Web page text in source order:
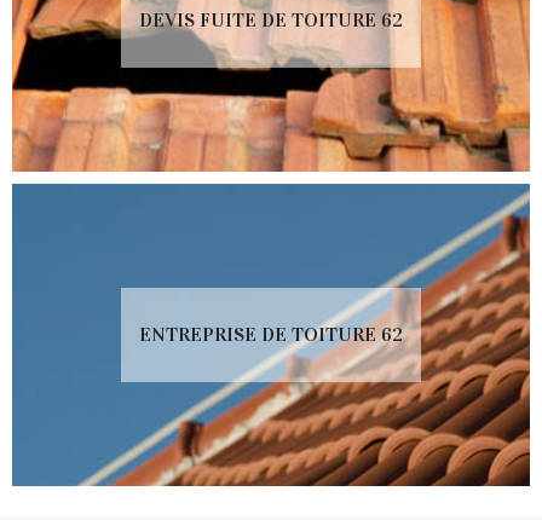
DEVIS FUITE DE TOITURE 62
ENTREPRISE DE TOITURE 62